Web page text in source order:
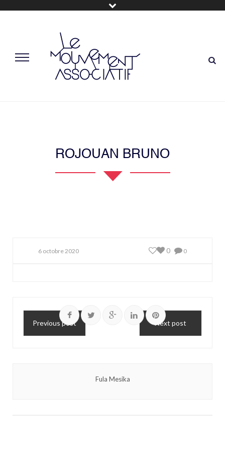
ROJOUAN BRUNO
6 octobre 2020 0
0
Previous post Next post
Fula Mesika